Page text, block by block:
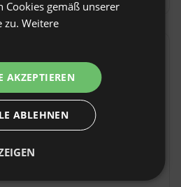
Woiwodschaft podkarpackie,
Cookies gemäß unserer
zu. Weitere
AKZEPTIEREN
ABLEHNEN